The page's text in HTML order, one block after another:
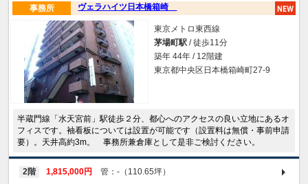
ヴェラハイツ日本橋箱崎
事務所
東京メトロ東西線
茅場町駅 / 徒歩11分
築年 44年 / 12階建
東京都中央区日本橋箱崎町27-9
半蔵門線「水天宮前」駅徒歩２分、都心へのアクセスの良い立地にあるオ
フィスです。袖看板については設置が可能です（設置料は無償・事前申請
要）。天井高約3m。 事務所兼倉庫として是非ご検討ください。
2階 1,815,000円 管：-（110.65坪）